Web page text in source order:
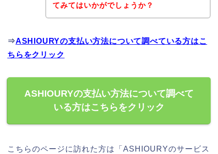
てみてはいかがでしょうか？
⇒ASHIOURYの支払い方法について調べている方はこ
ちらをクリック
ASHIOURYの支払い方法について調べて
いる方はこちらをクリック
こちらのページに訪れた方は「ASHIOURYのサービス